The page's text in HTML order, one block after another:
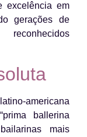
excelência em
gerações de
americana
ballerina
mais